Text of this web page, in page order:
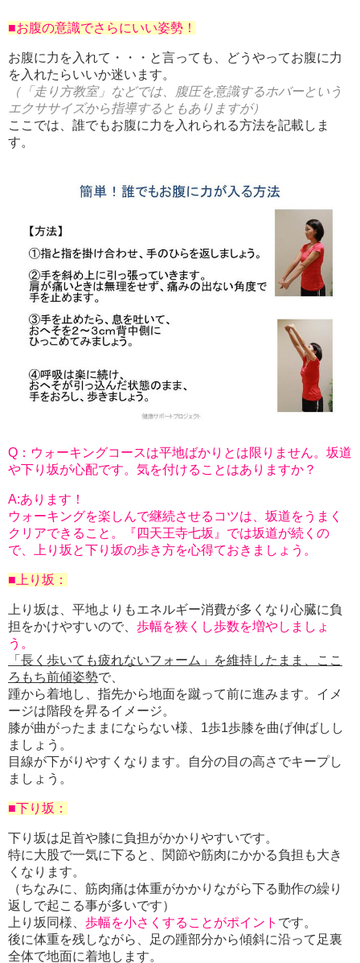
■お腹の意識でさらにいい姿勢！
お腹に力を入れて・・・と言っても、どうやってお腹に力
を入れたらいいか迷います。
（「走り方教室」などでは、腹圧を意識するホバーという
エクササイズから指導するともありますが）
ここでは、誰でもお腹に力を入れられる方法を記載しま
す。
Q：ウォーキングコースは平地ばかりとは限りません。坂道
や下り坂が心配です。気を付けることはありますか？
A:あります！
ウォーキングを楽しんで継続させるコツは、坂道をうまく
クリアできること。『四天王寺七坂』では坂道が続くの
で、上り坂と下り坂の歩き方を心得ておきましょう。
■上り坂：
上り坂は、平地よりもエネルギー消費が多くなり心臓に負
担をかけやすいので、 歩幅を狭くし歩数を増やしましょ
う。
「長く歩いても疲れないフォーム」を維持したまま、ここ
ろもち前傾姿勢で、
踵から着地し、指先から地面を蹴って前に進みます。イメ
ージは階段を昇るイメージ。
膝が曲がったままにならない様、1歩1歩膝を曲げ伸ばしし
ましょう。
目線が下がりやすくなります。自分の目の高さでキープし
ましょう。
■下り坂：
下り坂は足首や膝に負担がかかりやすいです。
特に大股で一気に下ると、関節や筋肉にかかる負担も大き
くなります。
（ちなみに、筋肉痛は体重がかかりながら下る動作の繰り
返しで起こる事が多いです）
上り坂同様、 歩幅を小さくすることがポイント です。
後に体重を残しながら、足の踵部分から傾斜に沿って足裏
全体で地面に着地します。